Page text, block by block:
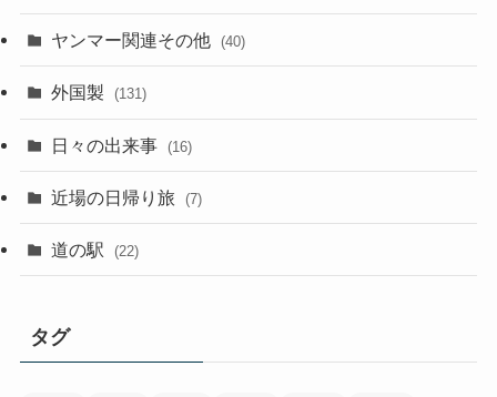
ヤンマー関連その他 (40)
外国製 (131)
日々の出来事 (16)
近場の日帰り旅 (7)
道の駅 (22)
タグ